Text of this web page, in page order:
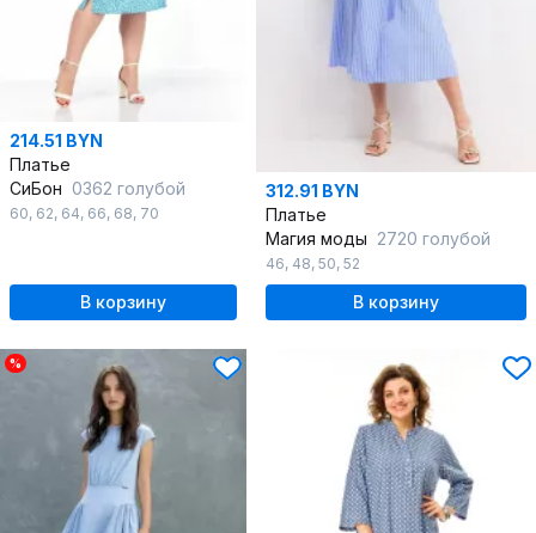
214.51 BYN
Платье
СиБон 0362 голубой
60, 62, 64, 66, 68, 70
В корзину
312.91 BYN
Платье
Магия моды 2720 голубой
46, 48, 50, 52
В корзину
%